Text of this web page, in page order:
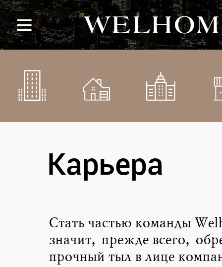
Карьера
Стать частью команды
значит, прежде всего,
прочный тыл в лице